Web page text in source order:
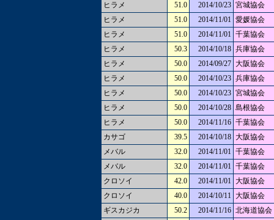
ヒラメ
51.0 2014/10/23 宮城協会
ヒラメ
51.0 2014/11/01 愛媛協会
ヒラメ
51.0 2014/11/01 千葉協会
ヒラメ
50.3 2014/10/18 兵庫協会
ヒラメ
50.0 2014/09/27 大阪協会
ヒラメ
50.0 2014/10/23 兵庫協会
ヒラメ
50.0 2014/10/23 宮城協会
ヒラメ
50.0 2014/10/28 島根協会
ヒラメ
50.0 2014/11/16 千葉協会
カサゴ
39.5 2014/10/18 大阪協会
メバル
32.0 2014/11/01 千葉協会
メバル
32.0 2014/11/01 千葉協会
クロソイ
42.0 2014/11/01 大阪協会
クロソイ
40.0 2014/10/11 大阪協会
ギスカジカ
50.2 2014/11/16 北海道協会